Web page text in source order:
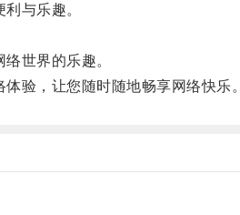
与乐趣。
世界的乐趣。
验，让您随时随地畅享网络快乐。